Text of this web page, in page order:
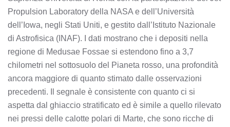
Propulsion Laboratory della NASA e dell’Università
dell’Iowa, negli Stati Uniti, e gestito dall’Istituto Nazionale
di Astrofisica (INAF). I dati mostrano che i depositi nella
regione di Medusae Fossae si estendono fino a 3,7
chilometri nel sottosuolo del Pianeta rosso, una profondità
ancora maggiore di quanto stimato dalle osservazioni
precedenti. Il segnale è consistente con quanto ci si
aspetta dal ghiaccio stratificato ed è simile a quello rilevato
nei pressi delle calotte polari di Marte, che sono ricche di